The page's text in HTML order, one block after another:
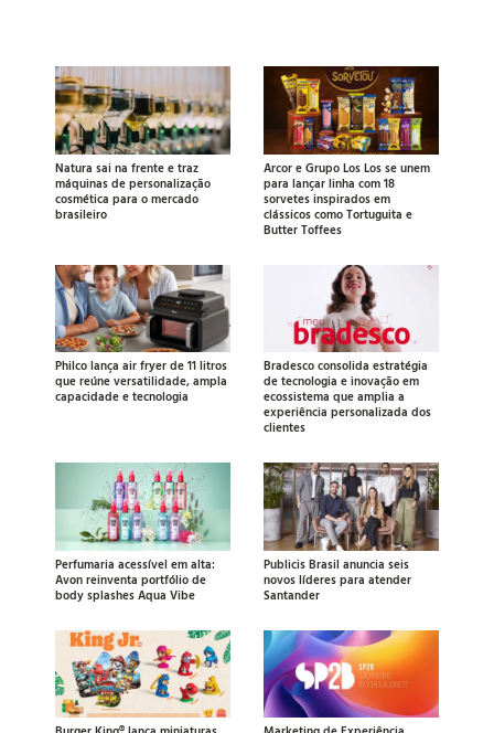
Natura sai na frente e traz
máquinas de personalização
cosmética para o mercado
brasileiro
Arcor e Grupo Los Los se unem
para lançar linha com 18
sorvetes inspirados em
clássicos como Tortuguita e
Butter Toffees
Philco lança air fryer de 11 litros
que reúne versatilidade, ampla
capacidade e tecnologia
Bradesco consolida estratégia
de tecnologia e inovação em
ecossistema que amplia a
experiência personalizada dos
clientes
Perfumaria acessível em alta:
Avon reinventa portfólio de
body splashes Aqua Vibe
Publicis Brasil anuncia seis
novos líderes para atender
Santander